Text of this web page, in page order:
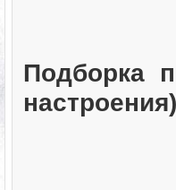
Подборка